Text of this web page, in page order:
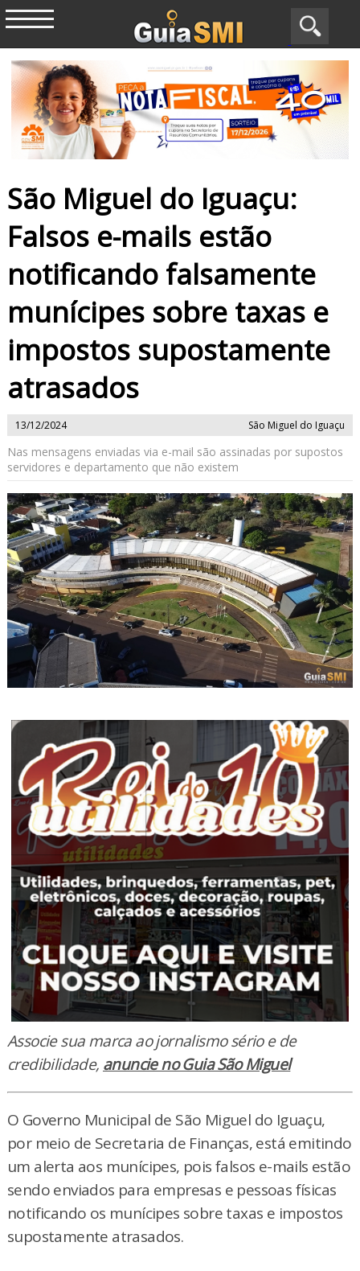
São Miguel do Iguaçu:
Falsos e-mails estão
notificando falsamente
munícipes sobre taxas e
impostos supostamente
atrasados
13/12/2024 São Miguel do Iguaçu
Nas mensagens enviadas via e-mail são assinadas por supostos
servidores e departamento que não existem
Associe sua marca ao jornalismo sério e de
credibilidade, anuncie no Guia São Miguel
O Governo Municipal de São Miguel do Iguaçu,
por meio de Secretaria de Finanças, está emitindo
um alerta aos munícipes, pois falsos e-mails estão
sendo enviados para empresas e pessoas físicas
notificando os munícipes sobre taxas e impostos
supostamente atrasados.